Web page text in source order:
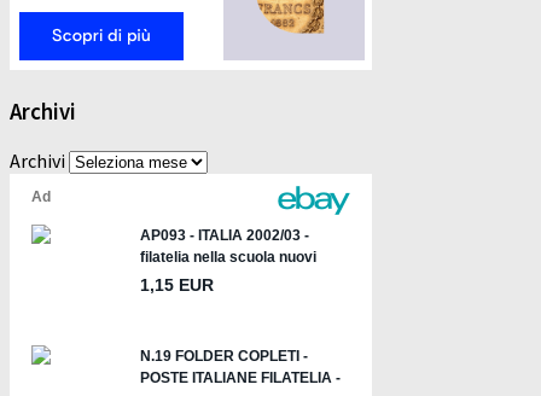
Archivi
Archivi